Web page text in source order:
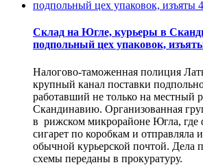
Склад на Югле, курьеры в
подпольный цех упаковок,
Налогово-таможенная полиция
крупный канал поставки
работавший не только на местный
Скандинавию. Организованная
в рижском микрорайоне Югла, где
сигарет по коробкам и отправляла
обычной курьерской почтой. Дела
схемы переданы в прокуратуру.